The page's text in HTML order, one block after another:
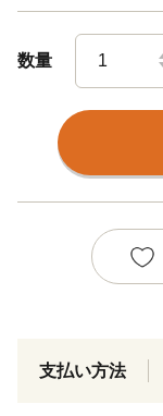
数量
支払い方法